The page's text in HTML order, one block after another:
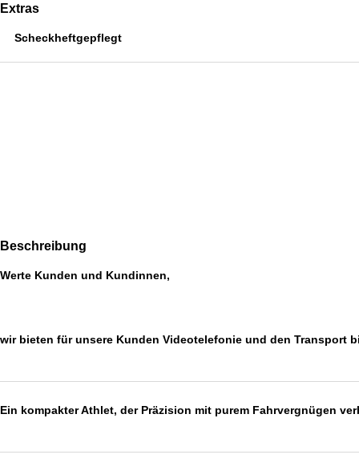
Extras
Scheckheftgepflegt
Beschreibung
Werte Kunden und Kundinnen,
wir bieten für unsere Kunden Videotelefonie und den Transport
Ein kompakter Athlet, der Präzision mit purem Fahrvergnügen